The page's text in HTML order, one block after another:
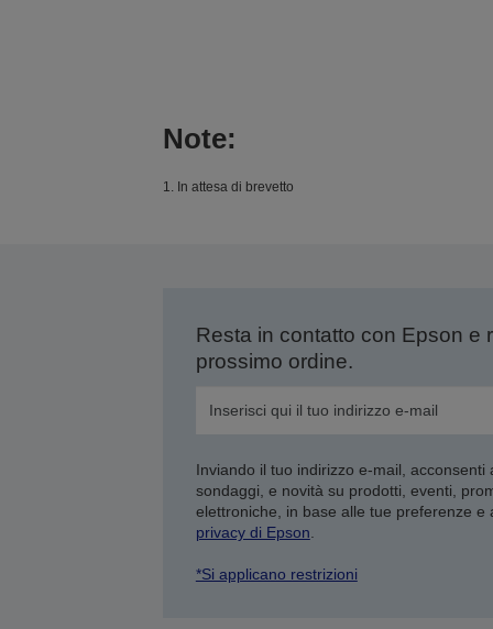
Note:
1. In attesa di brevetto
Resta in contatto con Epson
prossimo ordine.
Inviando il tuo indirizzo e-mail,
sondaggi, e novità su prodotti, eventi,
elettroniche, in base alle tue preferenze e
privacy di Epson
*Si applicano restrizioni